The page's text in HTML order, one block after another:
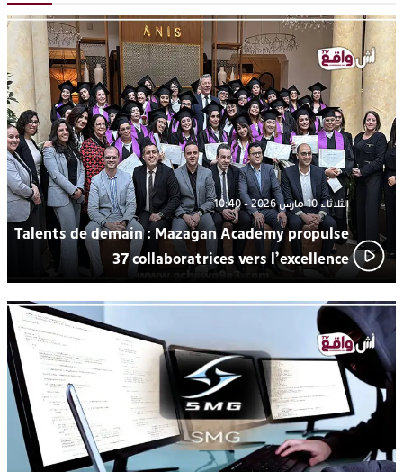
اتحاد المقاولات الإعلامية يقود قاطرة التكوين بالجديدة ويستضيف
الإعلامي سعيد بلفقير في دورة استثنائية
23:18 ترسيخا لثقافة ترشيد الموارد المائية.. اختتام فعاليات النسخة الثانية
من “القرية الذكية للماء” بمركز الاصطياف ببوزنيقة
17:36 من الراب والراي إلى العيطة والأغنية الأمازيغية.. مهرجان الناظور
المتوسطي يحتفي بتنوع الموسيقى المغربية
الثلاثاء 10 مارس 2026 - 10:40
Talents de demain : Mazagan Academy propulse
37 collaboratrices vers l’excellence